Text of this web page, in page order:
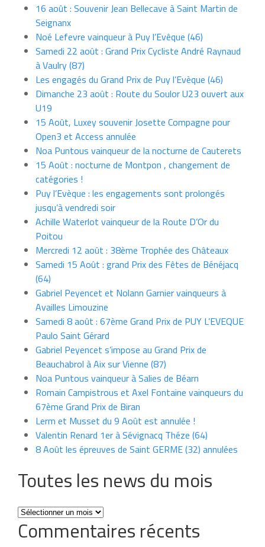
16 août : Souvenir Jean Bellecave à Saint Martin de
Seignanx
Noé Lefevre vainqueur à Puy l’Evêque (46)
Samedi 22 août : Grand Prix Cycliste André Raynaud
à Vaulry (87)
Les engagés du Grand Prix de Puy l’Evèque (46)
Dimanche 23 août : Route du Soulor U23 ouvert aux
U19
15 Août, Luxey souvenir Josette Compagne pour
Open3 et Access annulée
Noa Puntous vainqueur de la nocturne de Cauterets
15 Août : nocturne de Montpon , changement de
catégories !
Puy l’Evèque : les engagements sont prolongés
jusqu’à vendredi soir
Achille Waterlot vainqueur de la Route D’Or du
Poitou
Mercredi 12 août : 38ème Trophée des Châteaux
Samedi 15 Août : grand Prix des Fêtes de Bénéjacq
(64)
Gabriel Peyencet et Nolann Garnier vainqueurs à
Availles Limouzine
Samedi 8 août : 67ème Grand Prix de PUY L’EVEQUE
Paulo Saint Gérard
Gabriel Peyencet s’impose au Grand Prix de
Beauchabrol à Aix sur Vienne (87)
Noa Puntous vainqueur à Salies de Béarn
Romain Campistrous et Axel Fontaine vainqueurs du
67ème Grand Prix de Biran
Lerm et Musset du 9 Août est annulée !
Valentin Renard 1er à Sévignacq Théze (64)
8 Août les épreuves de Saint GERME (32) annulées
Toutes les news du mois
Toutes
les
news
Commentaires récents